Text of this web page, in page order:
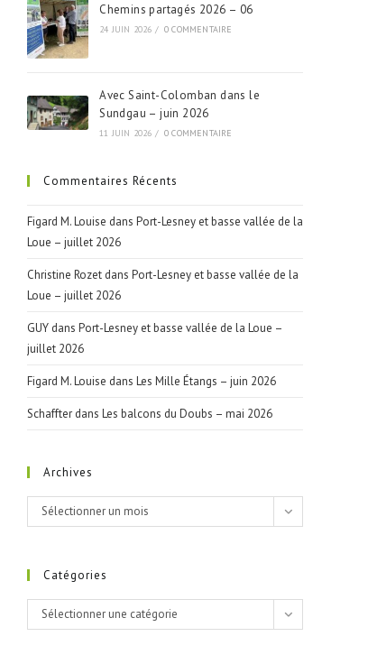
Chemins partagés 2026 – 06
24 JUIN 2026 / 0 COMMENTAIRE
Avec Saint-Colomban dans le
Sundgau – juin 2026
11 JUIN 2026 / 0 COMMENTAIRE
Commentaires Récents
Figard M. Louise dans Port-Lesney et basse vallée de la
Loue – juillet 2026
Christine Rozet dans Port-Lesney et basse vallée de la
Loue – juillet 2026
GUY dans Port-Lesney et basse vallée de la Loue –
juillet 2026
Figard M. Louise dans Les Mille Étangs – juin 2026
Schaffter dans Les balcons du Doubs – mai 2026
Archives
Archives
Sélectionner un mois
Catégories
Catégories
Sélectionner une catégorie